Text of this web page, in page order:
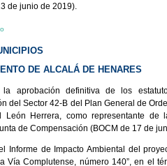
de junio de 2019).
DE ALCALÁ DE HENARES
aprobación definitiva de los
del Sector 42-B del Plan General de
León Herrera, como representante de
de Compensación (BOCM de 17 de
Informe de Impacto Ambiental del
Vía Complutense, número 140”, en el